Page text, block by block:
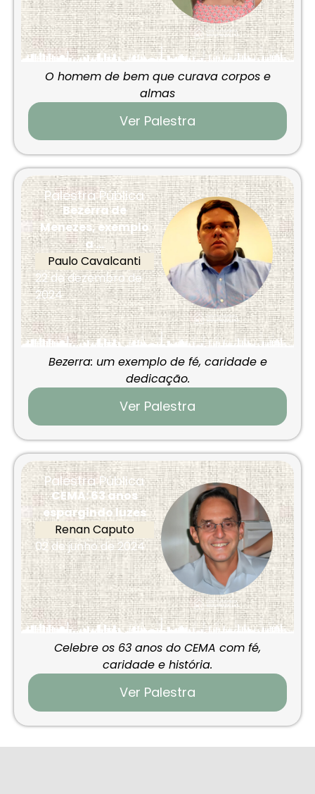
O homem de bem que curava corpos e
almas
Ver Palestra
Palestra Pública
Bezerra de
Menezes, exemplo
a ...
Paulo Cavalcanti
22 de dezembro de
2024
Bezerra: um exemplo de fé, caridade e
dedicação.
Ver Palestra
Palestra Pública
CEMA: 63 anos
espargindo luzes
Renan Caputo
02 de junho de 2024
Celebre os 63 anos do CEMA com fé,
caridade e história.
Ver Palestra